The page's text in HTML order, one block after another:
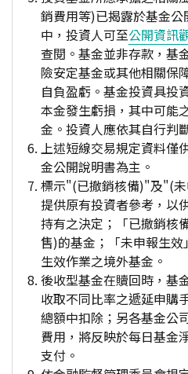
銷費用等)已揭露於基金
中，投資人可至公開資訊
查閱。基金並非存款，基
險安定基金或其他相關保
自負盈虧。基金投資具投
本金發生虧損，其中可能
金。投資人應依其自行判
上述短線交易規定資料僅
金公開說明書為主。
標示"(已撤銷核備)"及"(
提供原有投資者參考，以
持有之決定；「已撤銷核
售)的基金；「未申報生
生效作業之境外基金。
後收型基金在贖回時，基
收取不同比率之遞延申購
總額中扣除；另各基金公
費用，將反映於每日基金
支付。